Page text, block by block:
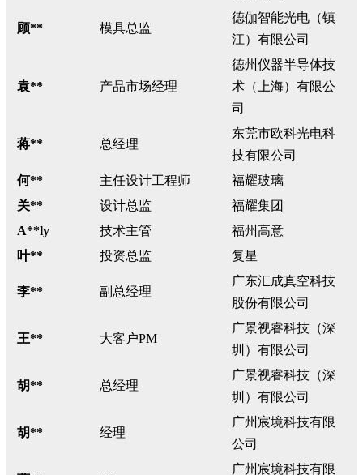
顾** 模具总监
德伽智能光电（镇
江）有限公司
袁** 产品市场经理
德州仪器半导体技
术（上海）有限公
司
蒋** 总经理
东莞市欧科光电科
技有限公司
何**
主任设计工程师
福耀玻璃
关**
设计总监
福耀集团
A**ly
技术主管
福州高意
叶**
投资总监 复星
李** 副总经理
广东汇成真空科技
股份有限公司
王** 大客户PM
广景视睿科技（深
圳）有限公司
胡** 总经理
广景视睿科技（深
圳）有限公司
胡** 经理
广州宸境科技有限
公司
广州宸境科技有限